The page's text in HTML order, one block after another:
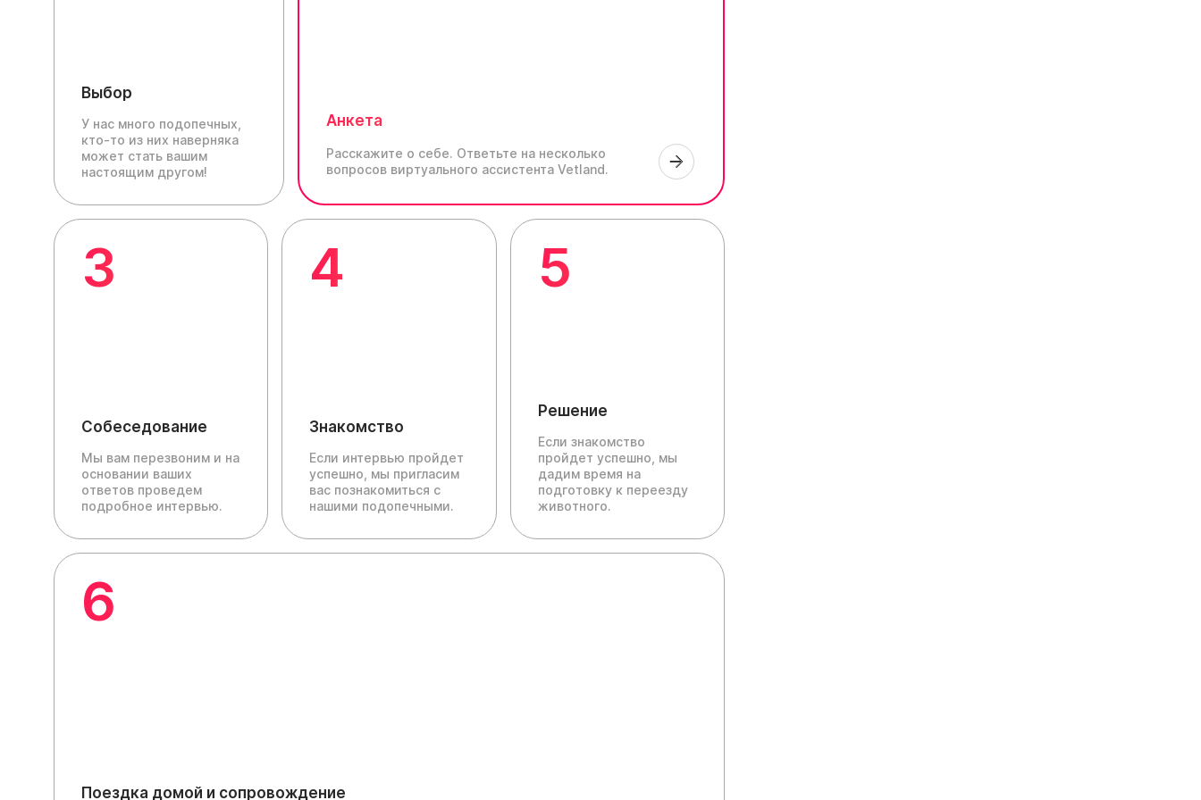
Выбор
У нас много подопечных,
кто-то из них наверняка
может стать вашим
настоящим другом!
Анкета
Расскажите о себе. Ответьте на несколько
вопросов виртуального ассистента Vetland.
3
Собеседование
Мы вам перезвоним и на
основании ваших
ответов проведем
подробное интервью.
4
Знакомство
Если интервью пройдет
успешно, мы пригласим
вас познакомиться с
нашими подопечными.
5
Решение
Если знакомство
пройдет успешно, мы
дадим время на
подготовку к переезду
животного.
6
Поездка домой и сопровождение